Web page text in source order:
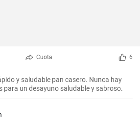
Cuota 6
y saludable pan casero. Nunca hay
para un desayuno saludable y sabroso.